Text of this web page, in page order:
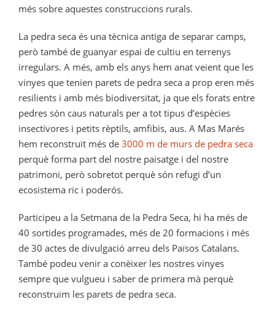
més sobre aquestes construccions rurals.
La pedra seca és una tècnica antiga de separar camps,
però també de guanyar espai de cultiu en terrenys
irregulars. A més, amb els anys hem anat veient que les
vinyes que tenien parets de pedra seca a prop eren més
resilients i amb més biodiversitat, ja que els forats entre
pedres són caus naturals per a tot tipus d’espècies
insectívores i petits rèptils, amfibis, aus. A Mas Marés
hem reconstruït més de 3000 m de murs de pedra seca
perquè forma part del nostre paisatge i del nostre
patrimoni, però sobretot perquè són refugi d’un
ecosistema ric i poderós.
Participeu a la Setmana de la Pedra Seca, hi ha més de
40 sortides programades, més de 20 formacions i més
de 30 actes de divulgació arreu dels Països Catalans.
També podeu venir a conèixer les nostres vinyes
sempre que vulgueu i saber de primera mà perquè
reconstruïm les parets de pedra seca.